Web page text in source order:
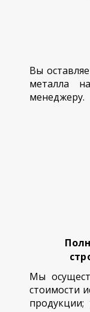
Вы
металла
менеджеру.
Мы
стоимости
продукции;